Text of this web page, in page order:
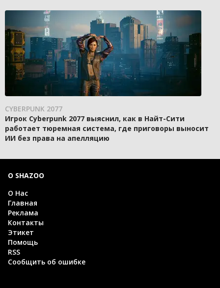
CYBERPUNK 2077
Игрок Cyberpunk 2077 выяснил, как в Найт-Сити
работает тюремная система, где приговоры выносит
ИИ без права на апелляцию
О SHAZOO
О Нас
Главная
Реклама
Контакты
Этикет
Помощь
RSS
Сообщить об ошибке